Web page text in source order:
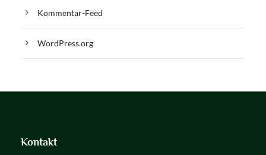
Kommentar-Feed
WordPress.org
Kontakt